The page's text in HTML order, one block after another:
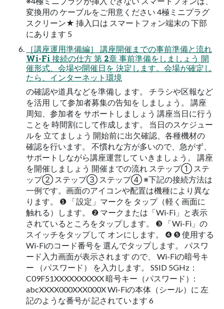
変換用の ケーブルをご用意ください 4極ミニプラグ
スクリーン★ 挿入口は スマートフォン端末の 下部
にあります 5
［講座運用準備編］ 講座開催までの事前準備と流れ
Wi-Fi 接続の仕方 第 2章 事前準備をしましょう 開
催形式、会場や開催日を 決定します。会場が確定し
たら、インターネット環境
の確認や道具などを準備し ます。 チラシや区報など
を活用 して参加者募集の告知を しましょう。 講座
周知、参加者を サポートしましょう 講座当日に行う
ことを 時間割にして作成します。 当日のスケジュー
ルを 立てましょう 開始前に出欠確認、各種機材の
確認を行います。 不慣れな方が多いので、急がず、
サポートしながら講座運営して いきましょう。 講座
を開催しましょう 開催までの流れ ステップ① ステ
ップ② ステップ③ ステップ④ ※下記の接続方法は
一例です。画面のアイコンや配置は機種により異な
ります。 ❶ 「設定」マークを タップ（軽く画面に
触れる）します。 ❷ マークまたは「Wi-Fi」と表示
されているところをタップします。 ❸ 「Wi-Fi」の
スイッチをタップして オンにします。 ❹ ❺ 使用する
Wi-Fiのコード番号を 選んでタップします。 パスワ
ード入力画面が表示されます ので、 Wi-Fiの暗号キ
ー （パスワード） を入力します。 SSID 5GHz：
C09F51XXXXXXXXXX 暗号キー（パスワード）:
abcXXXX000XXX000X Wi-Fiの本体（シール）に 左
記のような番号が 記されています 6